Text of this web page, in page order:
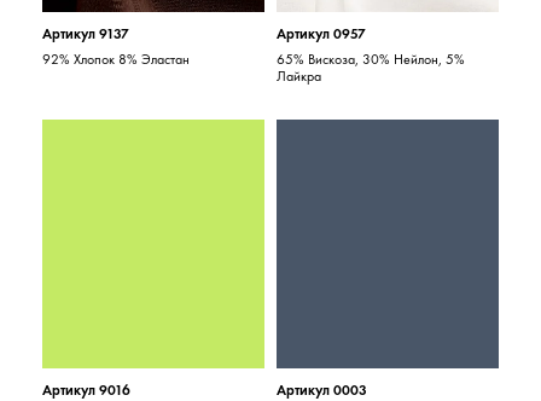
Артикул 9137
92% Хлопок 8% Эластан
Артикул 0957
65% Вискоза, 30% Нейлон, 5%
Лайкра
Артикул 9016
Артикул 0003